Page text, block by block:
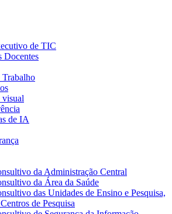
de TIC
Docentes
Trabalho
visual
de IA
da Administração Central
da Área da Saúde
das Unidades de Ensino e Pesquisa,
de Pesquisa